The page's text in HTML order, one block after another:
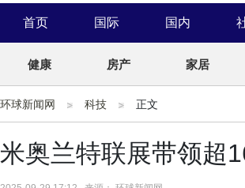
首页 国际 国内
健康 房产 家居
环球新闻网 科技 正文
米奥兰特联展带领超